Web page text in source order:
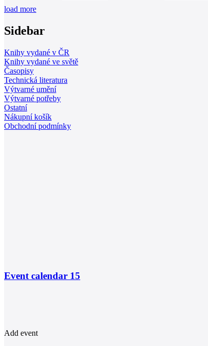
load more
Sidebar
Knihy vydané v ČR
Knihy vydané ve světě
Časopisy
Technická literatura
Výtvarné umění
Výtvarné potřeby
Ostatní
Nákupní košík
Obchodní podmínky
Event calendar 15
Add event